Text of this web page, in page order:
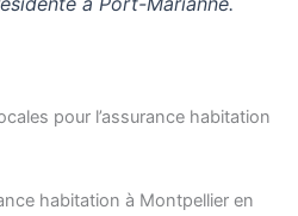
pour l’assurance habitation
habitation à Montpellier en